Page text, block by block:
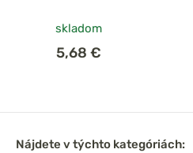
skladom
5,68 €
Nájdete v týchto kategóriách: